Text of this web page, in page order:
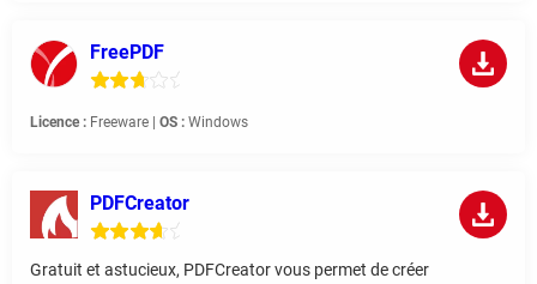
FreePDF
Licence : Freeware | OS : Windows
PDFCreator
Gratuit et astucieux, PDFCreator vous permet de créer